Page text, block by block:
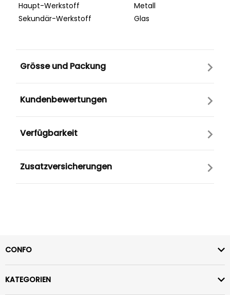
Haupt-Werkstoff
Metall
Sekundär-Werkstoff
Glas
Grösse und Packung
Kundenbewertungen
Verfügbarkeit
Zusatzversicherungen
CONFO
KATEGORIEN